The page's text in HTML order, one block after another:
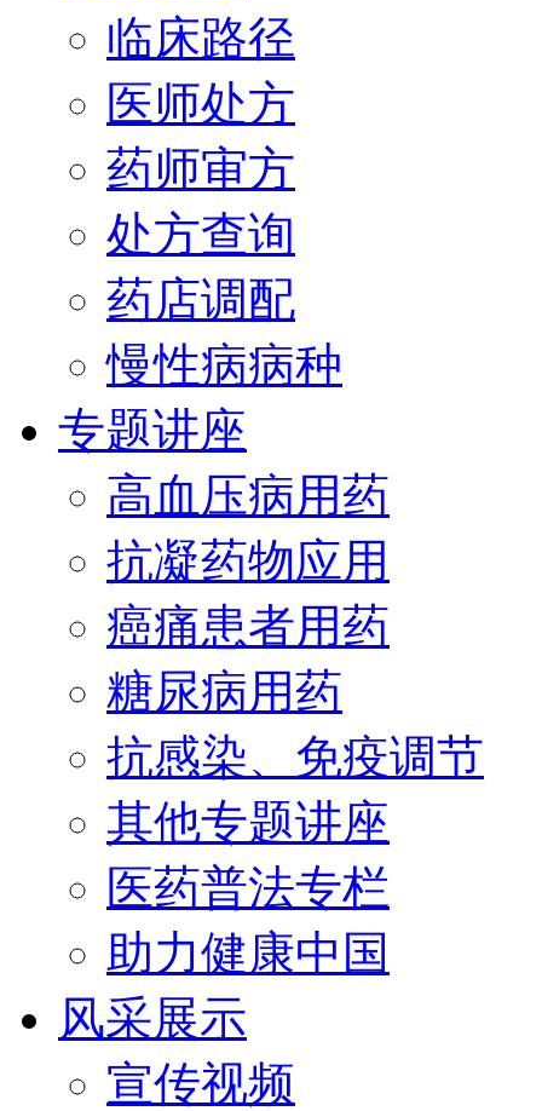
临床路径
医师处方
药师审方
处方查询
药店调配
慢性病病种
专题讲座
高血压病用药
抗凝药物应用
癌痛患者用药
糖尿病用药
抗感染、免疫调节
其他专题讲座
医药普法专栏
助力健康中国
风采展示
宣传视频